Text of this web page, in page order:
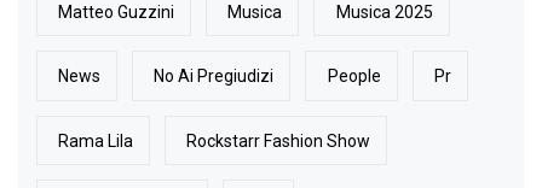
Matteo Guzzini Musica Musica 2025
News No Ai Pregiudizi People Pr
Rama Lila Rockstarr Fashion Show